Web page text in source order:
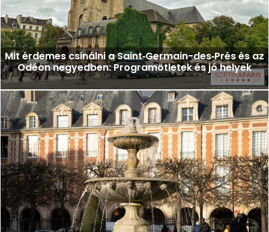
Mit érdemes csinálni a Saint‑Germain-des‑Prés és az
Odéon negyedben: Programötletek és jó helyek